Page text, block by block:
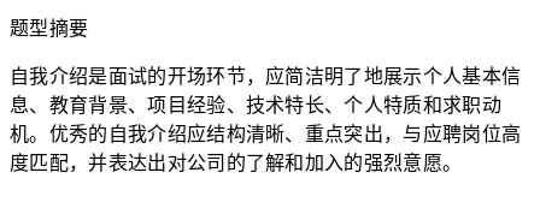
题型摘要
自我介绍是面试的开场环节，应简洁明了地展示个人基本信
息、教育背景、项目经验、技术特长、个人特质和求职动
机。优秀的自我介绍应结构清晰、重点突出，与应聘岗位高
度匹配，并表达出对公司的了解和加入的强烈意愿。